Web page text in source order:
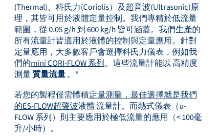
(Thermal)、科氏力(Coriolis）及超音波(Ultrasonic)原
理，其皆可用於液體定量控制。我們專精於低流量
範圍，從 0.05 g/h 到 600 kg/h 皆可涵蓋。我們生產的
所有流量計皆適用於液體的控制與定量應用。針對
定量應用，大多數客戶會選擇科氏力儀表，例如我
們的mini CORI-FLOW 系列。這些流量計能以高精度
測量質量流量。"
若您的製程僅需體積定量測量，最佳選擇就是我們
的ES-FLOW超聲波液體 流量計。而熱式儀表（u-
FLOW 系列）則主要應用於極低流量的應用（< 100毫
升/小時）。